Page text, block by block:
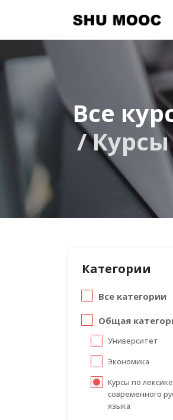
Все
Курсы
Категории
Все категории
Общая
Университет
Экономика
Курсы по лексике
современного
языка